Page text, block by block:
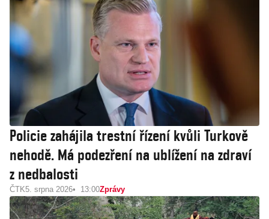
Policie zahájila trestní řízení kvůli Turkově
nehodě. Má podezření na ublížení na zdraví
z nedbalosti
ČTK5. srpna 2026 13:00Zprávy